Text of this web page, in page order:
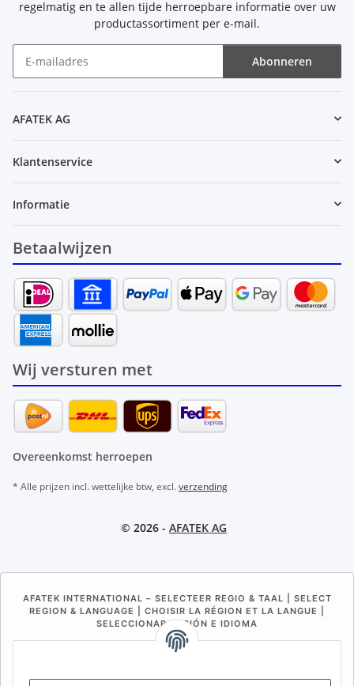
regelmatig en te allen tijde herroepbare informatie over uw
productassortiment per e-mail.
Abonneren
AFATEK AG
Klantenservice
Informatie
Betaalwijzen
Wij versturen met
Overeenkomst herroepen
* Alle prijzen incl. wettelijke btw, excl.verzending
© 2026 - AFATEK AG
AFATEK INTERNATIONAL – SELECTEER REGIO & TAAL | SELECT
REGION & LANGUAGE | CHOISIR LA RÉGION ET LA LANGUE |
SELECCIONAR REGIÓN E IDIOMA
CH (IT) BE (NL) BE (FR) NL